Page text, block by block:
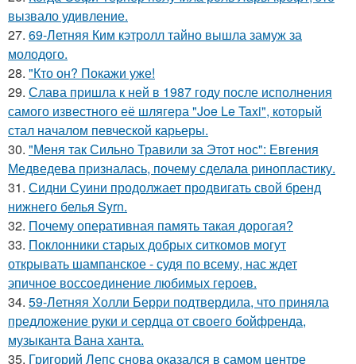
вызвало удивление.
27. 69-Летняя Ким кэтролл тайно вышла замуж за
молодого.
28. "Кто он? Покажи уже!
29. Слава пришла к ней в 1987 году после исполнения
самого известного её шлягера "Joe Le Taxi", который
стал началом певческой карьеры.
30. "Меня так Сильно Травили за Этот нос": Евгения
Медведева призналась, почему сделала ринопластику.
31. Сидни Суини продолжает продвигать свой бренд
нижнего белья Syrn.
32. Почему оперативная память такая дорогая?
33. Поклонники старых добрых ситкомов могут
открывать шампанское - судя по всему, нас ждет
эпичное воссоединение любимых героев.
34. 59-Летняя Холли Берри подтвердила, что приняла
предложение руки и сердца от своего бойфренда,
музыканта Вана ханта.
35. Григорий Лепс снова оказался в самом центре